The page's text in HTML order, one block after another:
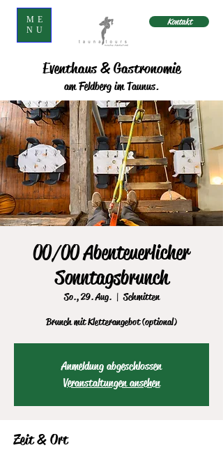
ME
NU
Kontakt
Eventhaus & Gastronomie
am Feldberg im Taunus.
00/00 Abenteuerlicher
Sonntagsbrunch
So., 29. Aug.
  |
Schmitten
Brunch mit Kletterangebot (optional)
Anmeldung abgeschlossen
Veranstaltungen ansehen
Zeit & Ort